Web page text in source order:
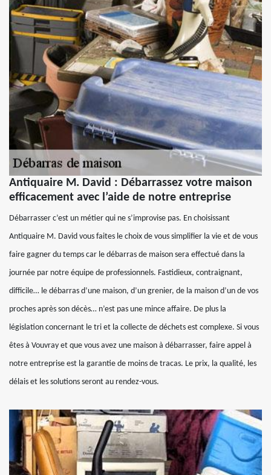
Antiquaire M. David : Débarrassez votre maison
efficacement avec l’aide de notre entreprise
Débarrasser c’est un métier qui ne s’improvise pas. En choisissant
Antiquaire M. David vous faites le choix de vous simplifier la vie et de vous
faire gagner du temps car le débarras de maison sera effectué dans la
journée par notre équipe de professionnels. Fastidieux, contraignant,
difficile… le débarras d’une maison, d’un grenier, de la maison d’un de vos
proches après son décès… n’est pas une mince affaire. De plus la
législation concernant le tri et la collecte de déchets est complexe. Si vous
êtes à Vouvray et que vous avez une maison à débarrasser, faire appel à
notre entreprise est la garantie de moins de tracas. Le prix, la qualité, les
délais et les solutions seront au rendez-vous.